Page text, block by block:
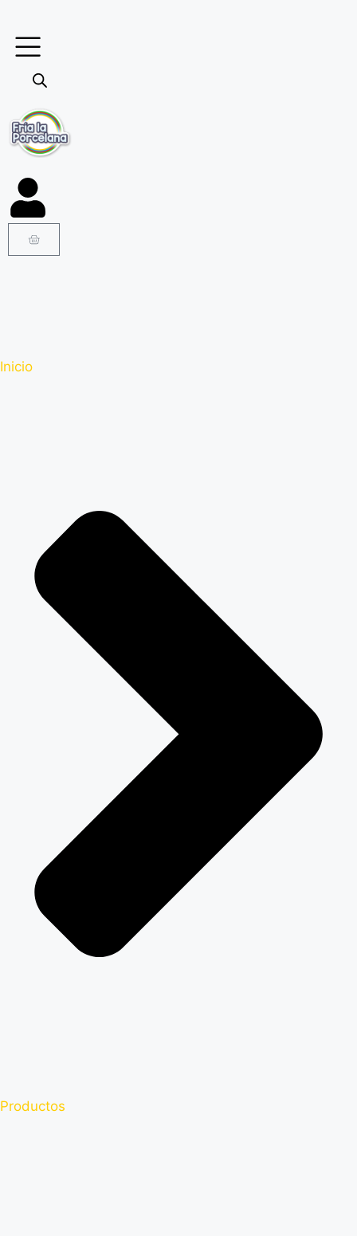
Inicio
Productos